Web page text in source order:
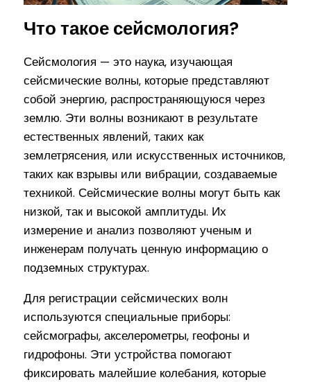
Что такое сейсмология?
Сейсмология — это наука, изучающая
сейсмические волны, которые представляют
собой энергию, распространяющуюся через
землю. Эти волны возникают в результате
естественных явлений, таких как
землетрясения, или искусственных источников,
таких как взрывы или вибрации, создаваемые
техникой. Сейсмические волны могут быть как
низкой, так и высокой амплитуды. Их
измерение и анализ позволяют ученым и
инженерам получать ценную информацию о
подземных структурах.
Для регистрации сейсмических волн
используются специальные приборы:
сейсмографы, акселерометры, геофоны и
гидрофоны. Эти устройства помогают
фиксировать малейшие колебания, которые